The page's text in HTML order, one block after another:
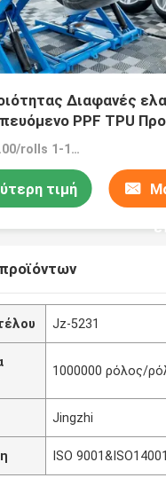
Διαφανές
PPF TPU
αυτοκινήτου
Τιμή：$300.00/rolls 1-14 rolls
τιμή
Jz-5231
1000000 ρόλος/
Jingzhi
ISO 9001&ISO14001